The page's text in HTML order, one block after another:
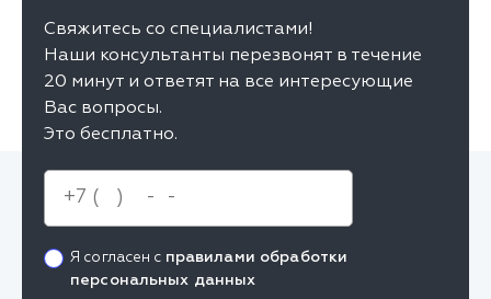
Свяжитесь со специалистами!
Наши консультанты перезвонят в течение
20 минут и ответят на все интересующие
Вас вопросы.
Это бесплатно.
Я согласен с правилами обработки
персональных данных